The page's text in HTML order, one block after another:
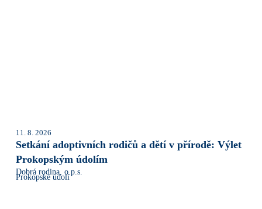
11. 8. 2026
Setkání adoptivních rodičů a dětí v přírodě: Výlet
Prokopským údolím
Dobrá rodina, o.p.s.
Prokopské údolí